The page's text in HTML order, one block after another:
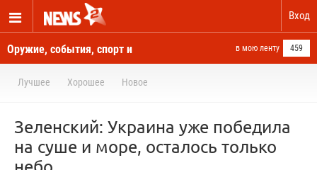
Вход
Оружие, события, спорт и
новости отовсюду
в мою ленту 459
Лучшее Хорошее Новое
Зеленский: Украина уже победила
на суше и море, осталось только